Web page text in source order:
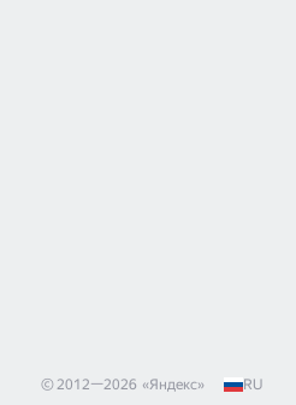
© 2012—2026 «Яндекс» RU